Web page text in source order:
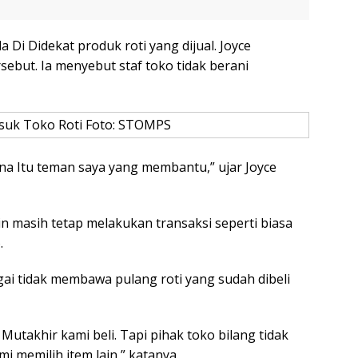
Di Didekat produk roti yang dijual. Joyce
Ia menyebut staf toko tidak berani
Toko Roti Foto: STOMPS
Itu teman saya yang membantu,” ujar Joyce
masih tetap melakukan transaksi seperti biasa
tidak membawa pulang roti yang sudah dibeli
kami beli. Tapi pihak toko bilang tidak